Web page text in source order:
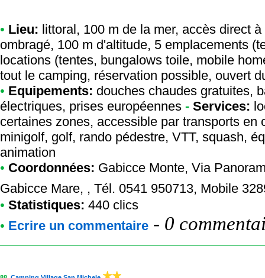
• Lieu: littoral, 100 m de la mer, accès direct
ombragé, 100 m d'altitude, 5 emplacements
locations (tentes, bungalows toile, mobile
tout le camping, réservation possible, ouvert
• Equipements: douches chaudes gratuites,
électriques, prises européennes - Services:
certaines zones, accessible par transports en
minigolf, golf, rando pédestre, VTT, squash,
animation
• Coordonnées: Gabicce Monte, Via
Gabicce Mare, , Tél. 0541 950713, Mobile
• Statistiques: 440 clics
• Ecrire un commentaire - 0